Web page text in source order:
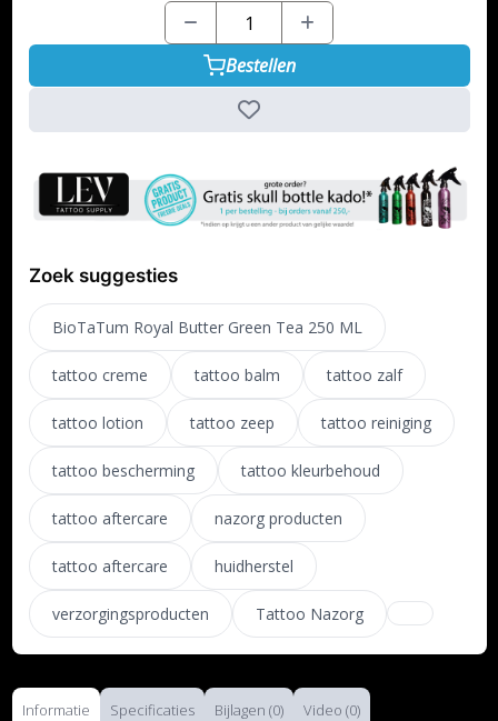
Bestellen
Zoek suggesties
BioTaTum Royal Butter Green Tea 250 ML
tattoo creme tattoo balm tattoo zalf
tattoo lotion tattoo zeep tattoo reiniging
tattoo bescherming tattoo kleurbehoud
tattoo aftercare nazorg producten
tattoo aftercare huidherstel
verzorgingsproducten Tattoo Nazorg
Informatie Specificaties Bijlagen (0) Video (0)